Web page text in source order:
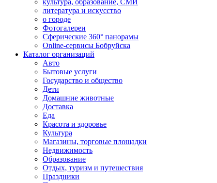
культура, образование, СМИ
литература и искусство
о городе
Фотогалереи
Сферические 360° панорамы
Online-сервисы Бобруйска
Каталог организаций
Авто
Бытовые услуги
Государство и общество
Дети
Домашние животные
Доставка
Еда
Красота и здоровье
Культура
Магазины, торговые площадки
Недвижимость
Образование
Отдых, туризм и путешествия
Праздники